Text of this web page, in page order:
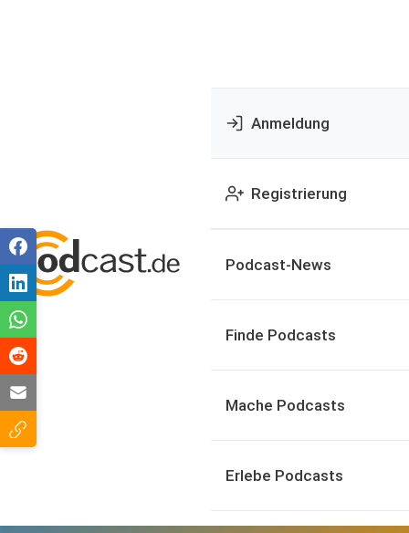
Anmeldung
Registrierung
Podcast-News
Finde Podcasts
Mache Podcasts
Erlebe Podcasts